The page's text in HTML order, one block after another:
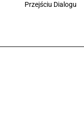
Przejściu Dialogu